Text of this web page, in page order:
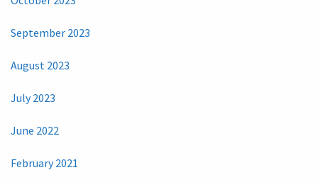
September 2023
August 2023
July 2023
June 2022
February 2021